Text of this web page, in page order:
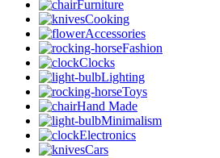
Furniture
Cooking
Accessories
Fashion
Clocks
Lighting
Toys
Hand Made
Minimalism
Electronics
Cars